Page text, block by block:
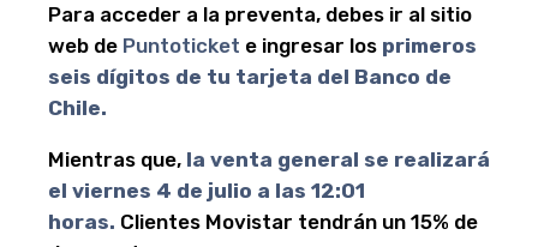
Para acceder a la preventa, debes ir al sitio
web de Puntoticket e ingresar los primeros
seis dígitos de tu tarjeta del Banco de
Chile.
Mientras que, la venta general se realizará
el viernes 4 de julio a las 12:01
horas. Clientes Movistar tendrán un 15% de